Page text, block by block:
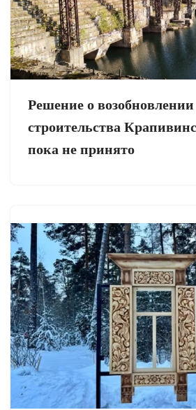
Решение о возобновлении
строительства
пока не принято